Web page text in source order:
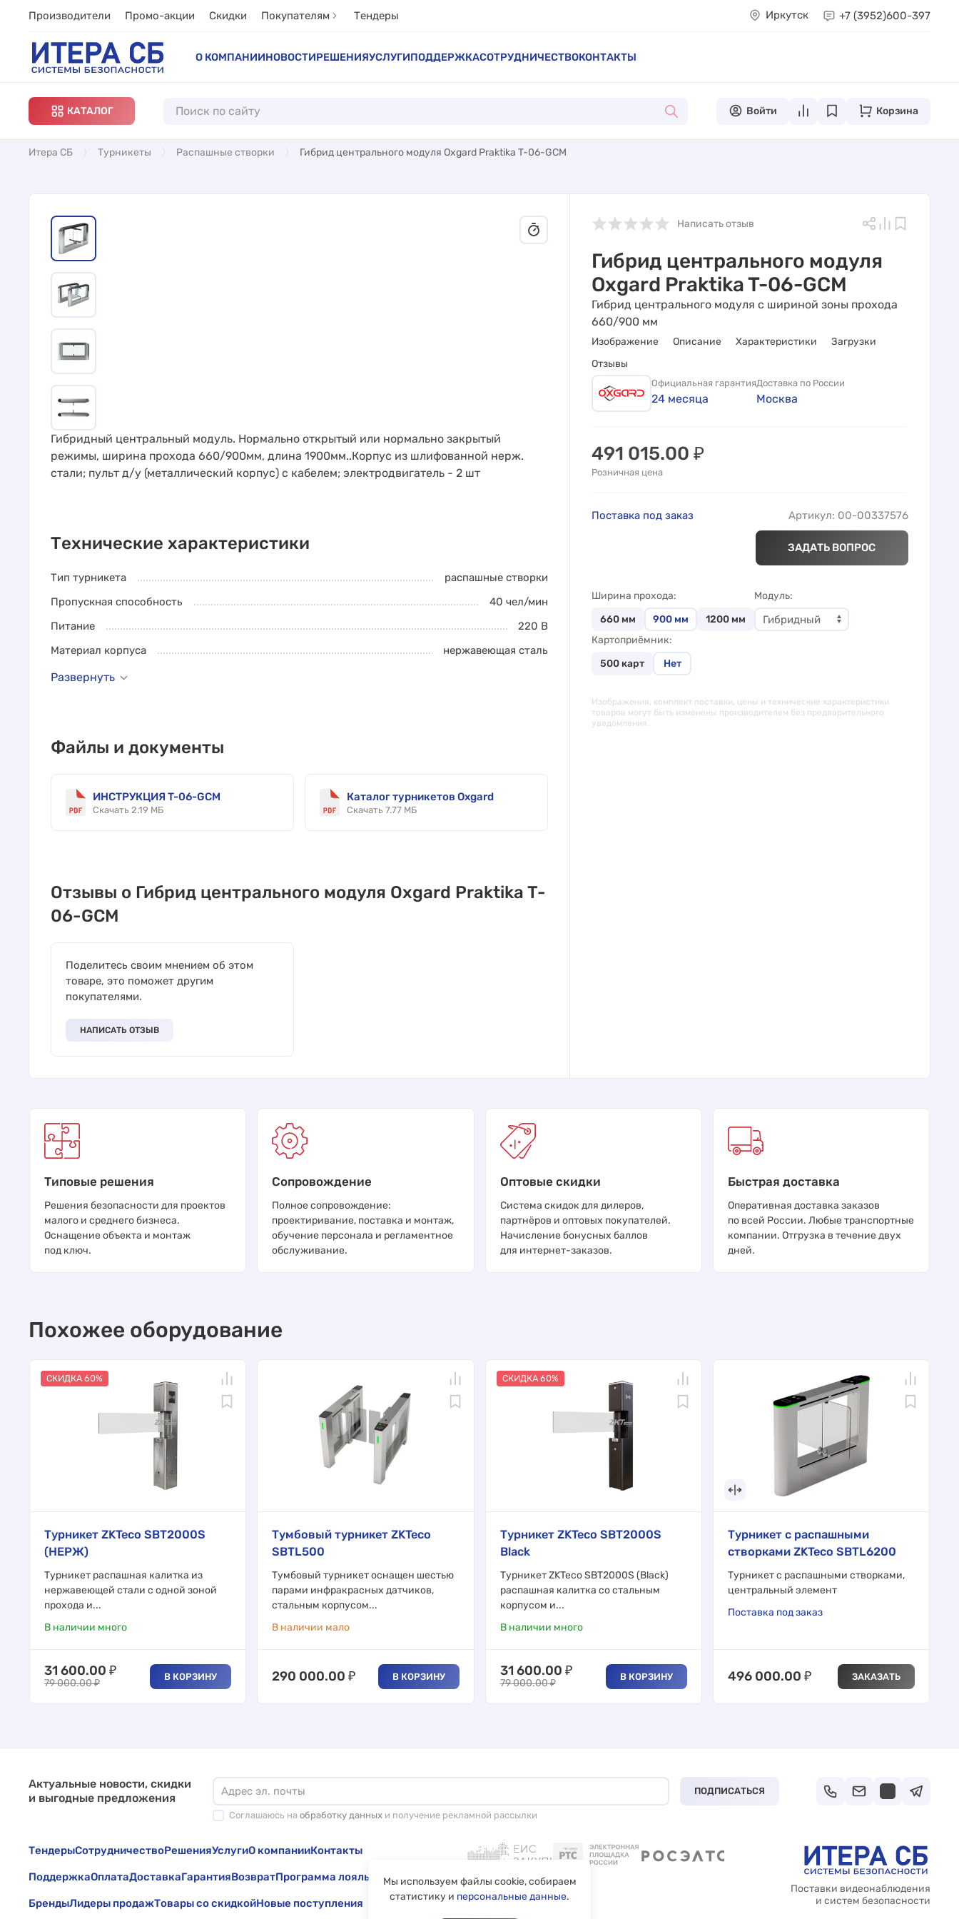
Производители Промо-акции Скидки Покупателям Тендеры Иркутск +7 (3952)600-397
О КОМПАНИИНОВОСТИРЕШЕНИЯУСЛУГИПОДДЕРЖКАСОТРУДНИЧЕСТВОКОНТАКТЫ
КАТАЛОГ Войти Корзина
Итера СБ Турникеты Распашные створки Гибрид центрального модуля Oxgard Praktika T-06-GCM
Написать отзыв
Гибрид центрального модуля
Oxgard Praktika T-06-GCM
Гибрид центрального модуля с шириной зоны прохода
660/900 мм
Изображение Описание Характеристики
Загрузки
Отзывы
Официальная гарантия
24 месяца
Доставка по России
Москва
491 015.00 ₽
Розничная цена
Поставка под заказ Артикул: 00-00337576
ЗАДАТЬ ВОПРОС
Ширина прохода
660 мм 900 мм 1200 мм
Модуль
Картоприёмник
500 карт
Нет
Изображения, комплект поставки, цены и технические характеристики
товаров могут быть изменены производителем без предварительного
уведомления.
Гибридный центральный модуль. Нормально открытый или нормально закрытый
режимы, ширина прохода 660/900мм, длина 1900мм..Корпус из шлифованной нерж.
стали; пульт д/у (металлический корпус) с кабелем; электродвигатель - 2 шт
Технические характеристики
Тип турникета
распашные створки
Пропускная способность
40 чел/мин
Питание
220 В
Материал корпуса
нержавеющая сталь
Развернуть
Файлы и документы
ИНСТРУКЦИЯ T-06-GCM
Скачать 2.19 МБ
Каталог турникетов Oxgard
Скачать 7.77 МБ
Отзывы о Гибрид центрального модуля Oxgard Praktika T-
06-GCM
Поделитесь своим мнением об этом
товаре, это поможет другим
покупателями.
НАПИСАТЬ ОТЗЫВ
Типовые решения
Решения безопасности для проектов
малого и среднего бизнеса.
Оснащение объекта и монтаж
под ключ.
Сопровождение
Полное сопровождение:
проектиривание, поставка и монтаж,
обучение персонала и регламентное
обслуживание.
Оптовые скидки
Система скидок для дилеров,
партнёров и оптовых покупателей.
Начисление бонусных баллов
для интернет-заказов.
Быстрая доставка
Оперативная доставка заказов
по всей России. Любые транспортные
компании. Отгрузка в течение двух
дней.
Похожее оборудование
СКИДКА 60%
Турникет ZKTeco SBT2000S
(НЕРЖ)
Турникет распашная калитка из
нержавеющей стали с одной зоной
прохода и...
В наличии много
31 600.00 ₽
79 000.00₽
В КОРЗИНУ
Тумбовый турникет ZKTeco
SBTL500
Тумбовый турникет оснащен шестью
парами инфракрасных датчиков,
стальным корпусом...
В наличии мало
290 000.00 ₽ В КОРЗИНУ
СКИДКА 60%
Турникет ZKTeco SBT2000S
Black
Турникет ZKTeco SBT2000S (Black)
распашная калитка со стальным
корпусом и...
В наличии много
31 600.00 ₽
79 000.00₽
В КОРЗИНУ
Турникет с распашными
створками ZKTeco SBTL6200
Турникет с распашными створками,
центральный элемент
Поставка под заказ
496 000.00 ₽ ЗАКАЗАТЬ
Актуальные новости, скидки
и выгодные предложения
ПОДПИСАТЬСЯ
Соглашаюсь на обработку данных и получение рекламной рассылки
ТендерыСотрудничествоРешенияУслугиО компанииКонтакты
ПоддержкаОплатаДоставкаГарантияВозвратПрограмма лояльности
БрендыЛидеры продажТовары со скидкойНовые поступления
Поставки видеонаблюдения
и систем безопасности
Мы используем файлы cookie, собираем
статистику и персональные данные.